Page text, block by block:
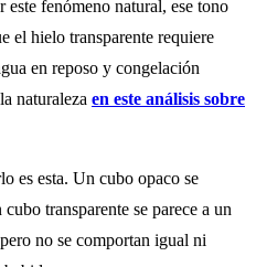
fenómeno natural, ese tono
el hielo transparente requiere
en reposo y congelación
naturaleza en este análisis sobre
es esta. Un cubo opaco se
transparente se parece a un
no se comportan igual ni